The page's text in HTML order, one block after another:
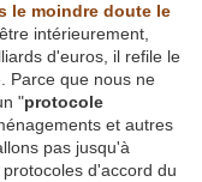
le moindre doute le
intérieurement,
d'euros, il refile le
Parce que nous ne
"protocole
et autres
pas jusqu'à
d'accord du